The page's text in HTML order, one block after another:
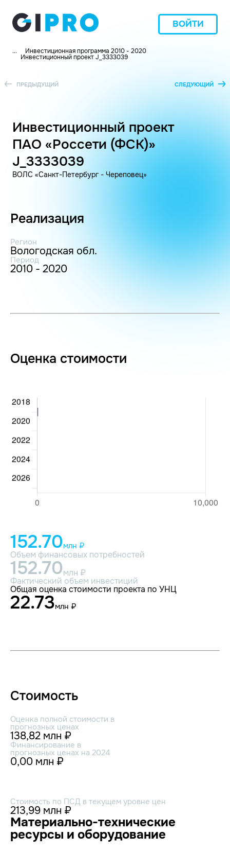
ВОЙТИ
... Инвестиционная программа 2010 - 2020
Инвестиционный проект J_3333039
ПРЕДЫДУЩИЙ СЛЕДУЮЩИЙ
Инвестиционный проект
ПАО «Россети (ФСК)»
J_3333039
ВОЛС «Санкт-Петербург - Череповец»
Реализация
Регион
Вологодская обл.
Период
2010 - 2020
Оценка стоимости
152.70млн ₽
Объем финансовых потребностей
152.70млн ₽
Фактический объем инвестиций
Общая оценка стоимости проекта по УНЦ
22.73млн ₽
Стоимость
Оценка полной стоимости в
прогнозных ценах
138,82 млн ₽
Финансирование в
прогнозных ценах на 2024
0,00 млн ₽
Стоимость по ПСД в текущем уровне цен
213,99 млн ₽
Материально-технические
ресурсы и оборудование